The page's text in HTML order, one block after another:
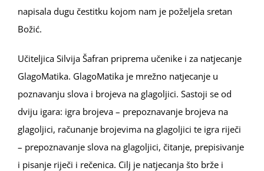
napisala dugu čestitku kojom nam je poželjela sretan
Božić.
Učiteljica Silvija Šafran priprema učenike i za natjecanje
GlagoMatika. GlagoMatika je mrežno natjecanje u
poznavanju slova i brojeva na glagoljici. Sastoji se od
dviju igara: igra brojeva – prepoznavanje brojeva na
glagoljici, računanje brojevima na glagoljici te igra riječi
– prepoznavanje slova na glagoljici, čitanje, prepisivanje
i pisanje riječi i rečenica. Cilj je natjecanja što brže i